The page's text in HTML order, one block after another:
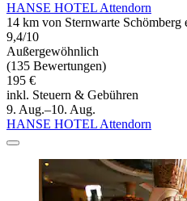
HANSE HOTEL Attendorn
14 km von Sternwarte Schömberg
9,4/10
Außergewöhnlich
(135 Bewertungen)
195 €
inkl. Steuern & Gebühren
9. Aug.–10. Aug.
HANSE HOTEL Attendorn